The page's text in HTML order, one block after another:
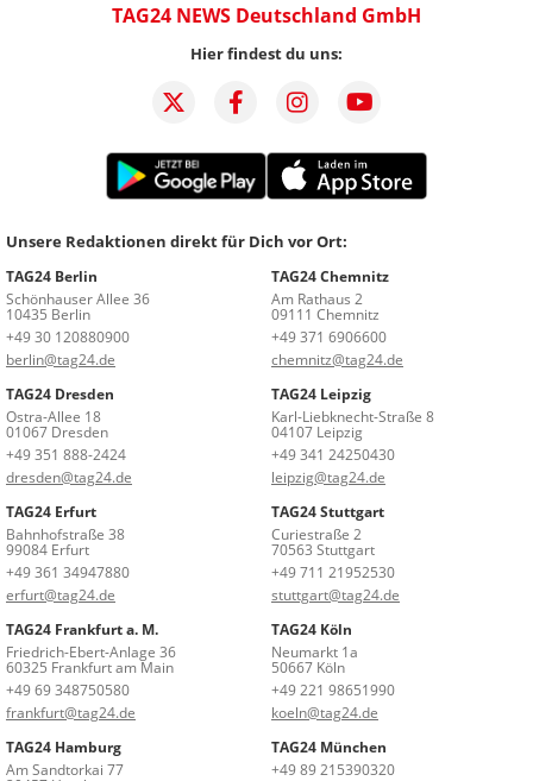
TAG24 NEWS Deutschland GmbH
Hier findest du uns:
Unsere Redaktionen direkt für Dich vor Ort:
TAG24 Berlin
Schönhauser Allee 36
10435 Berlin
+49 30 120880900
berlin@tag24.de
TAG24 Chemnitz
Am Rathaus 2
09111 Chemnitz
+49 371 6906600
chemnitz@tag24.de
TAG24 Dresden
Ostra-Allee 18
01067 Dresden
+49 351 888-2424
dresden@tag24.de
TAG24 Leipzig
Karl-Liebknecht-Straße 8
04107 Leipzig
+49 341 24250430
leipzig@tag24.de
TAG24 Erfurt
Bahnhofstraße 38
99084 Erfurt
+49 361 34947880
erfurt@tag24.de
TAG24 Stuttgart
Curiestraße 2
70563 Stuttgart
+49 711 21952530
stuttgart@tag24.de
TAG24 Frankfurt a. M.
Friedrich-Ebert-Anlage 36
60325 Frankfurt am Main
+49 69 348750580
frankfurt@tag24.de
TAG24 Köln
Neumarkt 1a
50667 Köln
+49 221 98651990
koeln@tag24.de
TAG24 Hamburg
Am Sandtorkai 77
TAG24 München
+49 89 215390320